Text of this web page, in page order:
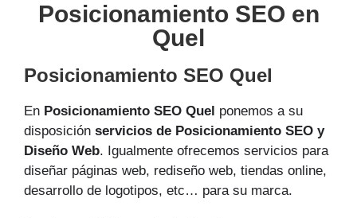
Posicionamiento SEO en
Quel
Posicionamiento SEO Quel
En Posicionamiento SEO Quel ponemos a su
disposición servicios de Posicionamiento SEO y
Diseño Web. Igualmente ofrecemos servicios para
diseñar páginas web, rediseño web, tiendas online,
desarrollo de logotipos, etc… para su marca.